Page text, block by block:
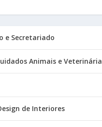
e Secretariado
Animais e Veterinária
de Interiores